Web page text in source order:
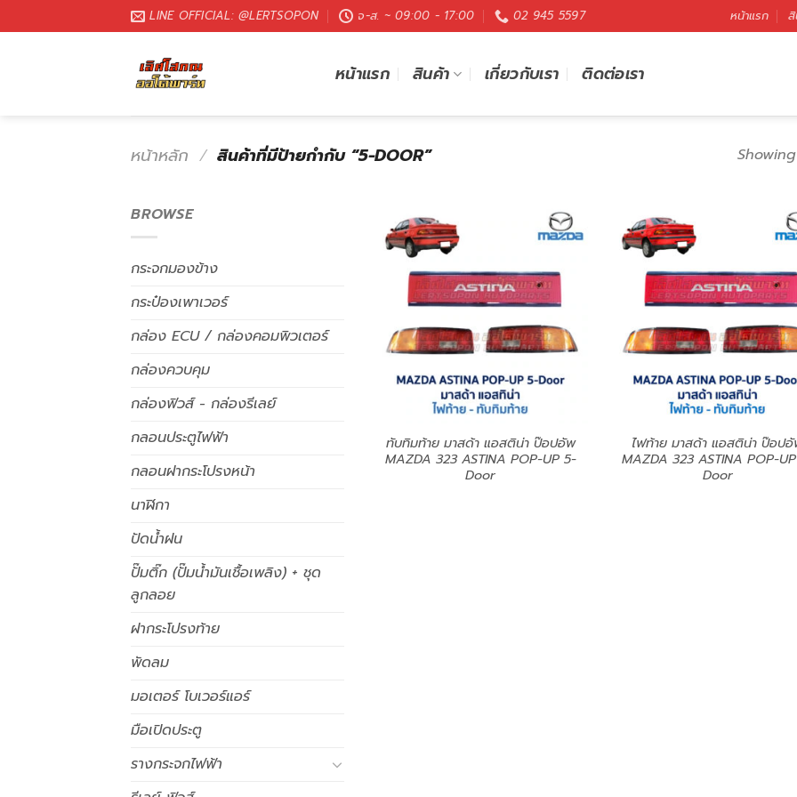
LINE OFFICIAL: @LERTSOPON จ-ส. ~ 09:00 - 17:00 02 945 5597 หน้าแรก
หน้าแรก สินค้า เกี่ยวกับเรา ติดต่อเรา
หน้าหลัก / สินค้าที่มีป้ายกำกับ “5-DOOR”
BROWSE
กระจกมองข้าง
กระป๋องเพาเวอร์
กล่อง ECU / กล่องคอมพิวเตอร์
กล่องควบคุม
กล่องฟิวส์ - กล่องรีเลย์
กลอนประตูไฟฟ้า
กลอนฝากระโปรงหน้า
นาฬิกา
ปัดน้ำฝน
ปั๊มติ๊ก (ปั๊มน้ำมันเชื้อเพลิง) + ชุด
ลูกลอย
ฝากระโปรงท้าย
พัดลม
มอเตอร์ โบเวอร์แอร์
มือเปิดประตู
รางกระจกไฟฟ้า
ทับทิมท้าย มาสด้า แอสติน่า ป๊อปอัพ
MAZDA 323 ASTINA POP-UP 5-
Door
ไฟท้าย มาสด้า แอสติน่า ป๊อป
MAZDA 323 ASTINA POP-
Door